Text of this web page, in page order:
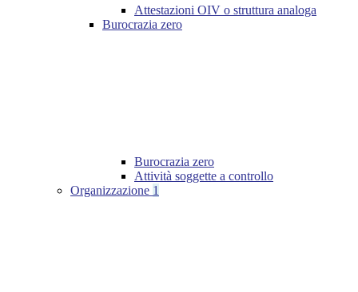
Attestazioni OIV o struttura analoga
Burocrazia zero
Burocrazia zero
Attività soggette a controllo
Organizzazione 1